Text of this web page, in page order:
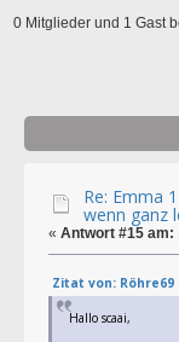
0 Mitglieder und 1 Gast
Re: Emma
wenn ganz
« Antwort #15 am:
Zitat von: Röhre69
Hallo scaai,